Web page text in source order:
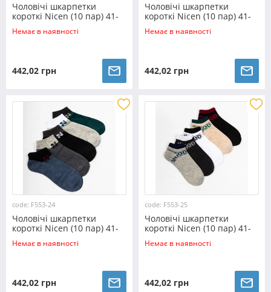
Чоловічі шкарпетки
короткі Nicen (10 пар) 41-
47 №F552H
Немає в наявності
442,02 грн
Чоловічі шкарпетки
короткі Nicen (10 пар) 41-
47 №F553-21
Немає в наявності
442,02 грн
code: F553-24
Чоловічі шкарпетки
короткі Nicen (10 пар) 41-
47 №F553-24
Немає в наявності
442,02 грн
code: F553-25
Чоловічі шкарпетки
короткі Nicen (10 пар) 41-
47 №F553-25
Немає в наявності
442,02 грн